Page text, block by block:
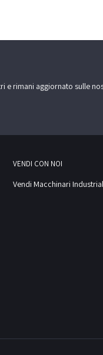
e rimani aggiornato sulle
VENDI CON NOI
Vendi Macchinari